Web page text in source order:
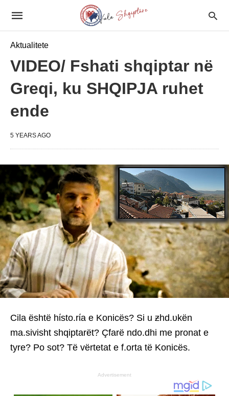
Aktualitete
VIDEO/ Fshati shqiptar në
Greqi, ku SHQIPJA ruhet
ende
5 YEARS AGO
Cila është hίsto.rίa e Konicës? Si u ƶhd.υkën
ma.sivisht shqiptarët? Çfarë ndo.dhi me pronat e
tyre? Po sot? Të vërtetat e f.orta të Konicës.
Advertisement